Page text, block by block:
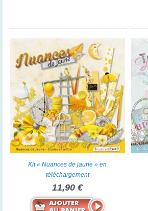
Kit « Nuances de jaune » en
téléchargement
11,90 €